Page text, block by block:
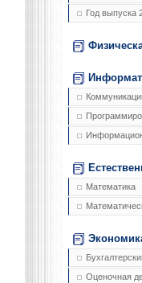
Год выпуска
Математика
Оценочная